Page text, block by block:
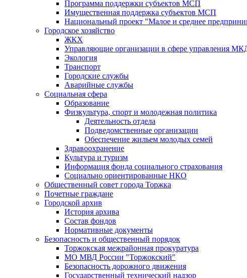
Программа поддержки субъектов МСП
Имущественная поддержка субъектов МСП
Национальный проект "Малое и среднее
Городское хозяйство
ЖКХ
Управляющие организации в сфере управления
Экология
Транспорт
Городские службы
Аварийные службы
Социальная сфера
Образование
Физкультура, спорт и молодежная политика
Деятельность отдела
Подведомственные организации
Обеспечение жильем молодых семей
Здравоохранение
Культура и туризм
Информация фонда социального страхования
Социально ориентированные НКО
Общественный совет города Торжка
Почетные граждане
Городской архив
История архива
Состав фондов
Нормативные документы
Безопасность и общественный порядок
Торжокская межрайонная прокуратура
МО МВД России "Торжокский"
Безопасность дорожного движения
Государственный технический надзор